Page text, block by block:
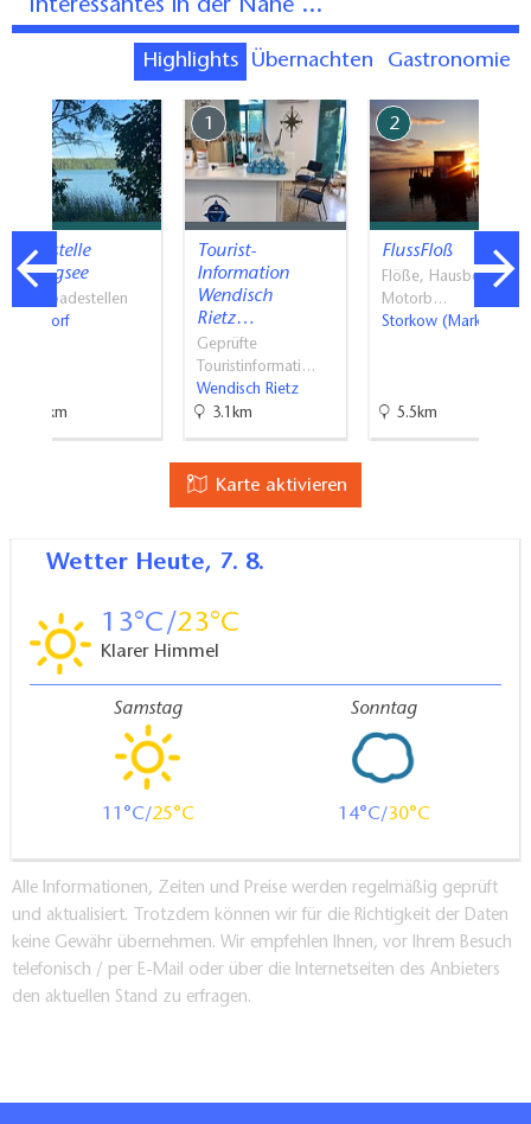
Interessantes in der Nähe ...
Highlights Übernachten Gastronomie
Badestelle
Springsee
Naturbadestellen
Limsdorf
7.1km
1
Tourist-
Information
Wendisch
Rietz…
Geprüfte
Touristinformati…
Wendisch Rietz
3.1km
2
FlussFloß
Flöße, Hausboot- &
Motorb…
Storkow (Mark)
5.5km
Karte aktivieren
Wetter Heute, 7. 8.
13 23
Klarer Himmel
Samstag
11 25
Sonntag
14 30
Alle Informationen, Zeiten und Preise werden regelmäßig geprüft
und aktualisiert. Trotzdem können wir für die Richtigkeit der Daten
keine Gewähr übernehmen. Wir empfehlen Ihnen, vor Ihrem Besuch
telefonisch / per E-Mail oder über die Internetseiten des Anbieters
den aktuellen Stand zu erfragen.